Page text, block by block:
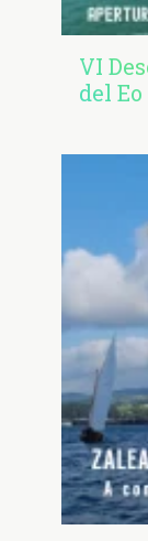
VI
del Eo